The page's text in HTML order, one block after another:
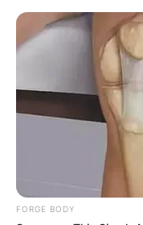
FORGE BODY